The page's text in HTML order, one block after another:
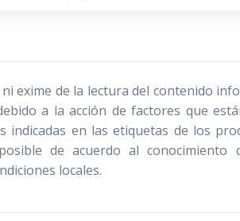
exime de la lectura del contenido
a la acción de factores que
indicadas en las etiquetas de los
de acuerdo al conocimiento de
locales.